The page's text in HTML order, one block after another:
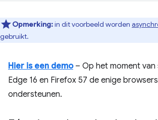
Opmerking:in dit voorbeeld worden
gebruikt.
Hier is een demo– Op het moment van
Edge 16 en Firefox 57 de enige
ondersteunen.